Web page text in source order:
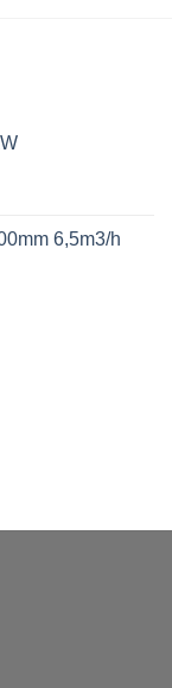
6,5m3/h